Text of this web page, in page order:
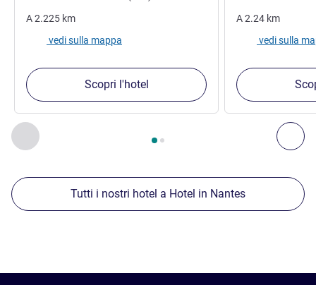
Precedente - Nostre ulteriori strutture nelle vicinanze
Pagina , Nostre ulteriori strutture nelle vicinanze 1 :,
A2.225 km
vedi sulla mappa
Scopri l'hotel
A2.24 km
vedi sulla
Tutti i nostri hotel a Hotel in Nantes